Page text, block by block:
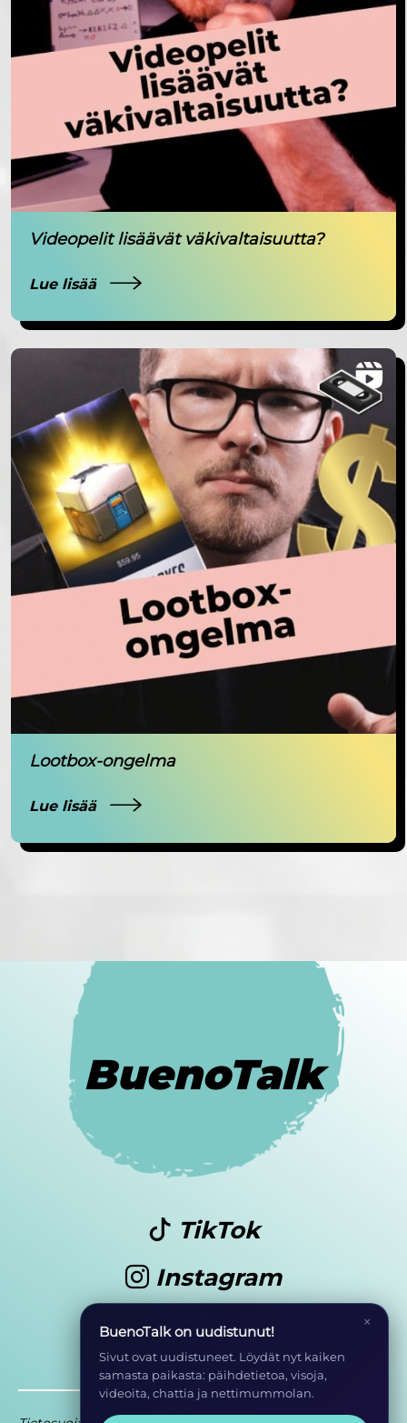
Videopelit lisäävät väkivaltaisuutta?
Lue lisää
Lootbox-ongelma
Lue lisää
BuenoTalk
TikTok
Instagram
Youtube
×
BuenoTalk on uudistunut!
Sivut ovat uudistuneet. Löydät nyt kaiken
samasta paikasta: päihdetietoa, visoja,
videoita, chattia ja nettimummolan.